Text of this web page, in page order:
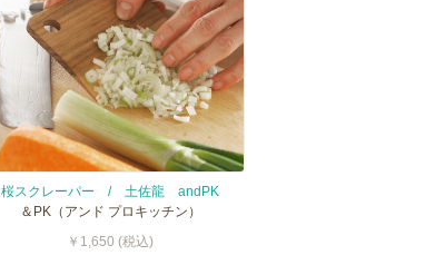
桜スクレーパー / 土佐龍 andPK
＆PK（アンド プロキッチン）
￥1,650 (税込)